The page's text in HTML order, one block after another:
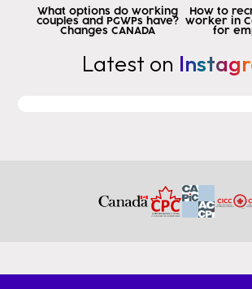
What options do working
couples and PGWPs have?
Changes CANADA
How to
worker in
for
Latest on